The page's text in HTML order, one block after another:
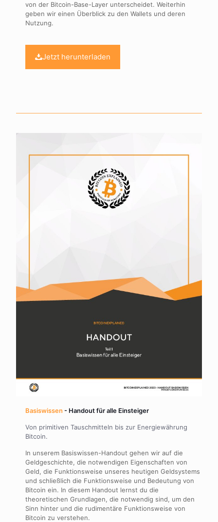
von der Bitcoin-Base-Layer unterscheidet. Weiterhin
geben wir einen Überblick zu den Wallets und deren
Nutzung.
Jetzt herunterladen
Basiswissen- Handout für alle Einsteiger
Von primitiven Tauschmitteln bis zur Energiewährung
Bitcoin.
In unserem Basiswissen-Handout gehen wir auf die
Geldgeschichte, die notwendigen Eigenschaften von
Geld, die Funktionsweise unseres heutigen Geldsystems
und schließlich die Funktionsweise und Bedeutung von
Bitcoin ein. In diesem Handout lernst du die
theoretischen Grundlagen, die notwendig sind, um den
Sinn hinter und die rudimentäre Funktionsweise von
Bitcoin zu verstehen.